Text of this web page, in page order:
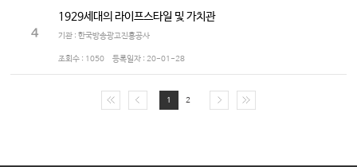
4
1929세대의 라이프스타일 및 가치관
기관 : 한국방송광고진흥공사
조회수 : 1050 등록일자 : 20-01-28
1 2